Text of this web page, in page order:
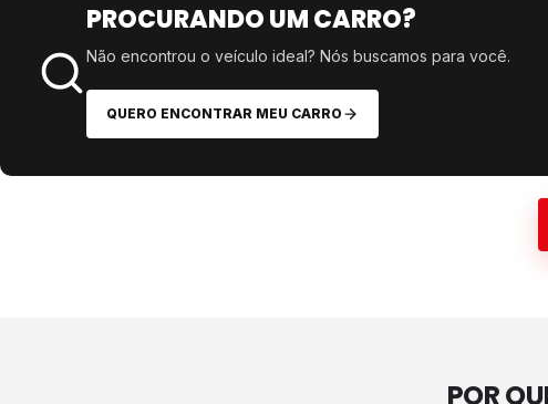
PROCURANDO UM CARRO?
Não encontrou o veículo ideal? Nós buscamos para você.
QUERO ENCONTRAR MEU CARRO
POR